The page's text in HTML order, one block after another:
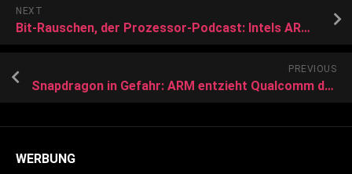
NEXT
Bit-Rauschen, der Prozessor-Podcast: Intels ARM-Konter Core Ultra 200V
PREVIOUS
Snapdragon in Gefahr: ARM entzieht Qualcomm die Chip-Lizenz
WERBUNG